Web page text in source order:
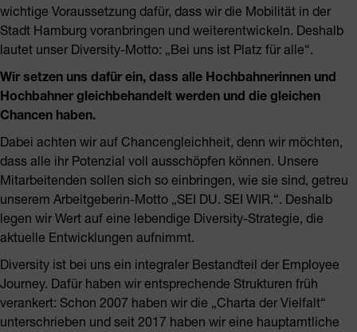
wichtige Voraussetzung dafür, dass wir die Mobilität in der
Stadt Hamburg voranbringen und weiterentwickeln. Deshalb
lautet unser Diversity-Motto: „Bei uns ist Platz für alle“.
Wir setzen uns dafür ein, dass alle Hochbahnerinnen und
Hochbahner gleichbehandelt werden und die gleichen
Chancen haben.
Dabei achten wir auf Chancengleichheit, denn wir möchten,
dass alle ihr Potenzial voll ausschöpfen können. Unsere
Mitarbeitenden sollen sich so einbringen, wie sie sind, getreu
unserem Arbeitgeberin-Motto „SEI DU. SEI WIR.“. Deshalb
legen wir Wert auf eine lebendige Diversity-Strategie, die
aktuelle Entwicklungen aufnimmt.
Diversity ist bei uns ein integraler Bestandteil der Employee
Journey. Dafür haben wir entsprechende Strukturen früh
verankert: Schon 2007 haben wir die „Charta der Vielfalt“
unterschrieben und seit 2017 haben wir eine hauptamtliche